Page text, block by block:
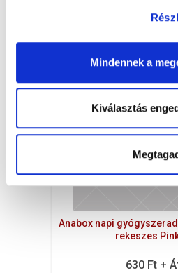
Mindennek a
Kiválasztás
Anabox napi
rekeszes
630 Ft +